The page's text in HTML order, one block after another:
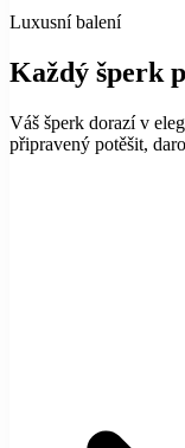
Luxusní balení
Každý šperk
Váš šperk dorazí v
připravený potěšit,